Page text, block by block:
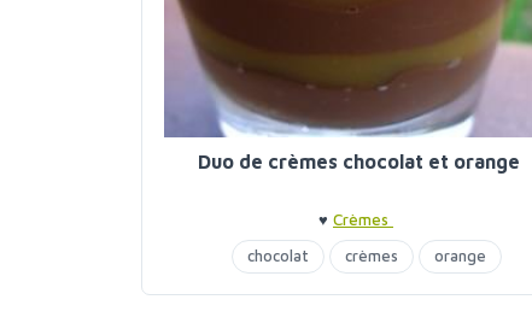
Duo de crèmes chocolat et orange
♥ Crèmes
chocolat
crèmes orange